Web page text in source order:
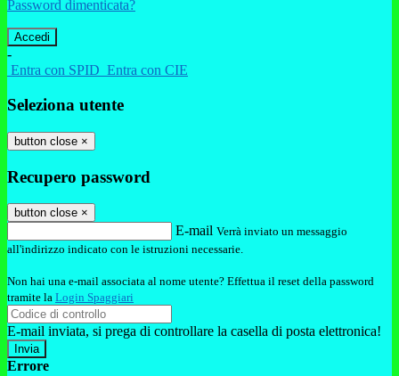
Password dimenticata?
-
Entra con SPID Entra con CIE
Seleziona utente
button close ×
Recupero password
button close ×
E-mail Verrà inviato un messaggio
all'indirizzo indicato con le istruzioni necessarie.
Non hai una e-mail associata al nome utente? Effettua il reset della password
tramite la Login Spaggiari
E-mail inviata, si prega di controllare la casella di posta elettronica!
Errore